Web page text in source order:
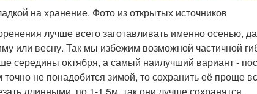
на хранение. Фото из открытых источников
лучше всего заготавливать именно осенью,
или весну. Так мы избежим возможной частичной
середины октября, а самый наилучший вариант -
не понадобится зимой, то сохранить её проще